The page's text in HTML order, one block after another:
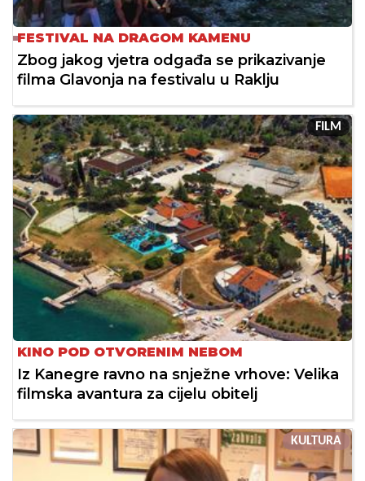
FESTIVAL NA DRAGOM KAMENU
Zbog jakog vjetra odgađa se prikazivanje
filma Glavonja na festivalu u Raklju
FILM
KINO POD OTVORENIM NEBOM
Iz Kanegre ravno na snježne vrhove: Velika
filmska avantura za cijelu obitelj
KULTURA